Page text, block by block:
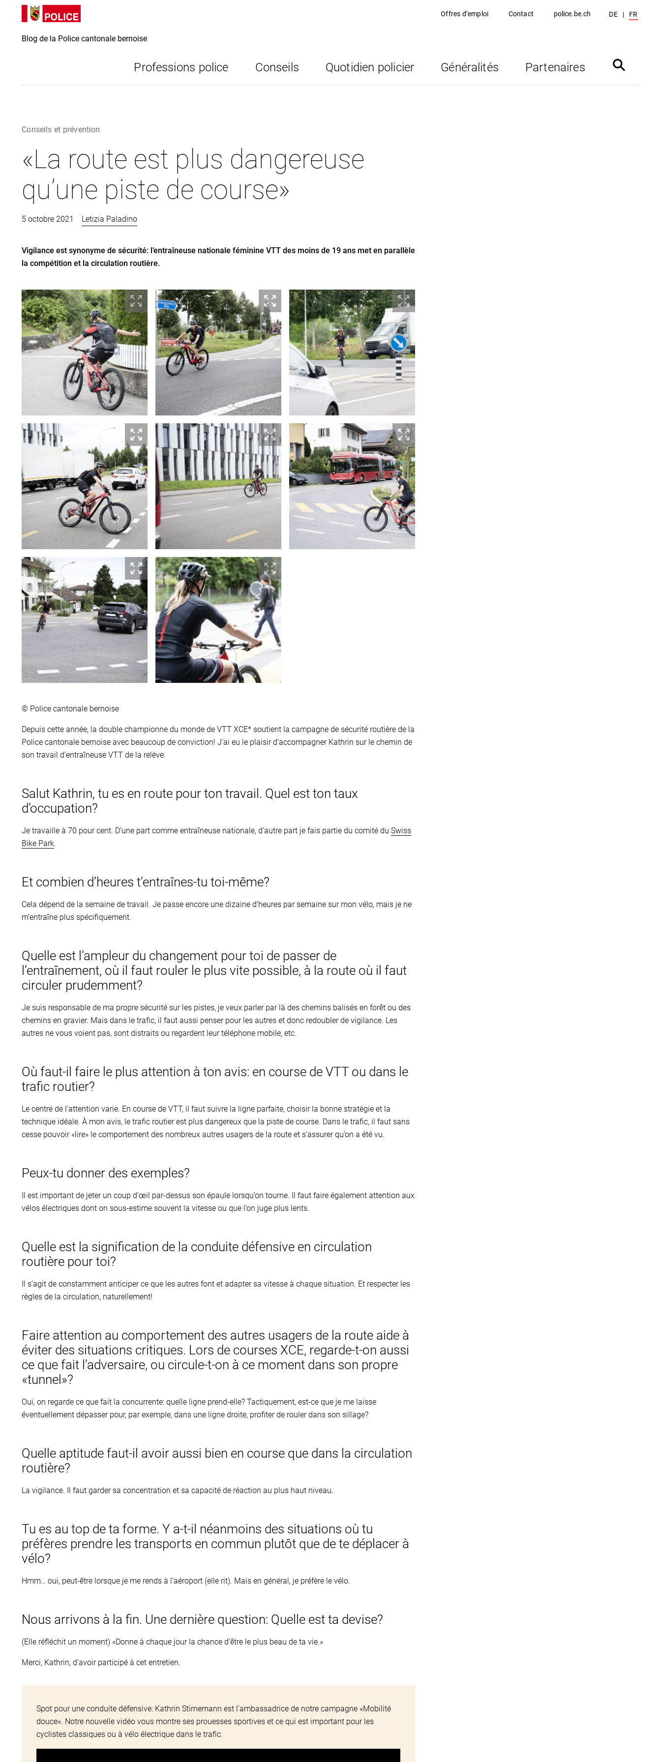
Directement
au contenu
Directement
Offres d’emploi Contact police.be.ch DE FR
Blog de la Police cantonale bernoise
Professions police Conseils Quotidien policier Généralités Partenaires
Conseils et prévention
«La route est plus dangereuse
qu’une piste de course»
5 octobre 2021 Letizia Paladino
Vigilance est synonyme de sécurité: l’entraîneuse nationale féminine VTT des moins de 19 ans met en parallèle
la compétition et la circulation routière.
© Police cantonale bernoise
Depuis cette année, la double championne du monde de VTT XCE* soutient la campagne de sécurité routière de la
Police cantonale bernoise avec beaucoup de conviction! J’ai eu le plaisir d’accompagner Kathrin sur le chemin de
son travail d’entraîneuse VTT de la relève.
Salut Kathrin, tu es en route pour ton travail. Quel est ton taux
d’occupation?
Je travaille à 70 pour cent. D’une part comme entraîneuse nationale, d’autre part je fais partie du comité duSwiss
Bike Park.
Et combien d’heures t’entraînes-tu toi-même?
Cela dépend de la semaine de travail. Je passe encore une dizaine d’heures par semaine sur mon vélo, mais je ne
m’entraîne plus spécifiquement.
Quelle est l’ampleur du changement pour toi de passer de
l’entraînement, où il faut rouler le plus vite possible, à la route où il faut
circuler prudemment?
Je suis responsable de ma propre sécurité sur les pistes, je veux parler par là des chemins balisés en forêt ou des
chemins en gravier. Mais dans le trafic, il faut aussi penser pour les autres et donc redoubler de vigilance. Les
autres ne vous voient pas, sont distraits ou regardent leur téléphone mobile, etc.
Où faut-il faire le plus attention à ton avis: en course de VTT ou dans le
trafic routier?
Le centre de l’attention varie. En course de VTT, il faut suivre la ligne parfaite, choisir la bonne stratégie et la
technique idéale. À mon avis, le trafic routier est plus dangereux que la piste de course. Dans le trafic, il faut sans
cesse pouvoir «lire» le comportement des nombreux autres usagers de la route et s’assurer qu’on a été vu.
Peux-tu donner des exemples?
Il est important de jeter un coup d’œil par-dessus son épaule lorsqu’on tourne. Il faut faire également attention aux
vélos électriques dont on sous-estime souvent la vitesse ou que l’on juge plus lents.
Quelle est la signification de la conduite défensive en circulation
routière pour toi?
Il s’agit de constamment anticiper ce que les autres font et adapter sa vitesse à chaque situation. Et respecter les
règles de la circulation, naturellement!
Faire attention au comportement des autres usagers de la route aide à
éviter des situations critiques. Lors de courses XCE, regarde-t-on aussi
ce que fait l’adversaire, ou circule-t-on à ce moment dans son propre
«tunnel»?
Oui, on regarde ce que fait la concurrente: quelle ligne prend-elle? Tactiquement, est-ce que je me laisse
éventuellement dépasser pour, par exemple, dans une ligne droite, profiter de rouler dans son sillage?
Quelle aptitude faut-il avoir aussi bien en course que dans la circulation
routière?
La vigilance. Il faut garder sa concentration et sa capacité de réaction au plus haut niveau.
Tu es au top de ta forme. Y a-t-il néanmoins des situations où tu
préfères prendre les transports en commun plutôt que de te déplacer à
vélo?
Hmm… oui, peut-être lorsque je me rends à l’aéroport (elle rit). Mais en général, je préfère le vélo.
Nous arrivons à la fin. Une dernière question: Quelle est ta devise?
(Elle réfléchit un moment) «Donne à chaque jour la chance d’être le plus beau de ta vie.»
Merci, Kathrin, d’avoir participé à cet entretien.
Spot pour une conduite défensive: Kathrin Stirnemann est l’ambassadrice de notre campagne «Mobilité
douce». Notre nouvelle vidéo vous montre ses prouesses sportives et ce qui est important pour les
cyclistes classiques ou à vélo électrique dans le trafic.